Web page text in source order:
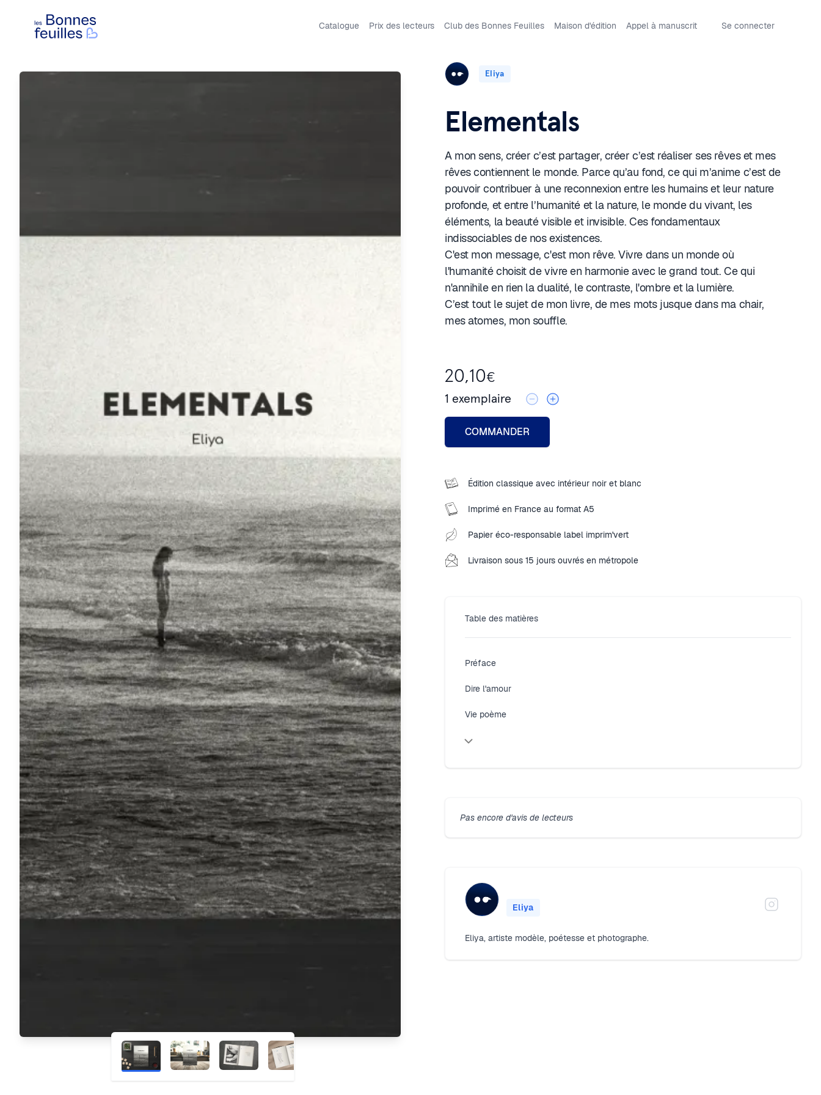
Les Bonnes Feuilles Catalogue Prix des lecteurs Club des Bonnes Feuilles Maison d'édition Appel à manuscrit Se connecter
Eliya
Elementals
A mon sens, créer c’est partager, créer c’est réaliser ses rêves et mes
rêves contiennent le monde. Parce qu’au fond, ce qui m’anime c’est de
pouvoir contribuer à une reconnexion entre les humains et leur nature
profonde, et entre l’humanité et la nature, le monde du vivant, les
éléments, la beauté visible et invisible. Ces fondamentaux
indissociables de nos existences.
C'est mon message, c'est mon rêve. Vivre dans un monde où
l'humanité choisit de vivre en harmonie avec le grand tout. Ce qui
n'annihile en rien la dualité, le contraste, l'ombre et la lumière.
C’est tout le sujet de mon livre, de mes mots jusque dans ma chair,
mes atomes, mon souffle.
20,10€
1 exemplaire
COMMANDER
Édition classique avec intérieur noir et blanc
Imprimé en France au format A5
Papier éco-responsable label imprim'vert
Livraison sous 15 jours ouvrés en métropole
Table des matières
Préface
Dire l'amour
Vie poème
Pas encore d'avis de lecteurs
Eliya
Eliya, artiste modèle, poétesse et photographe.